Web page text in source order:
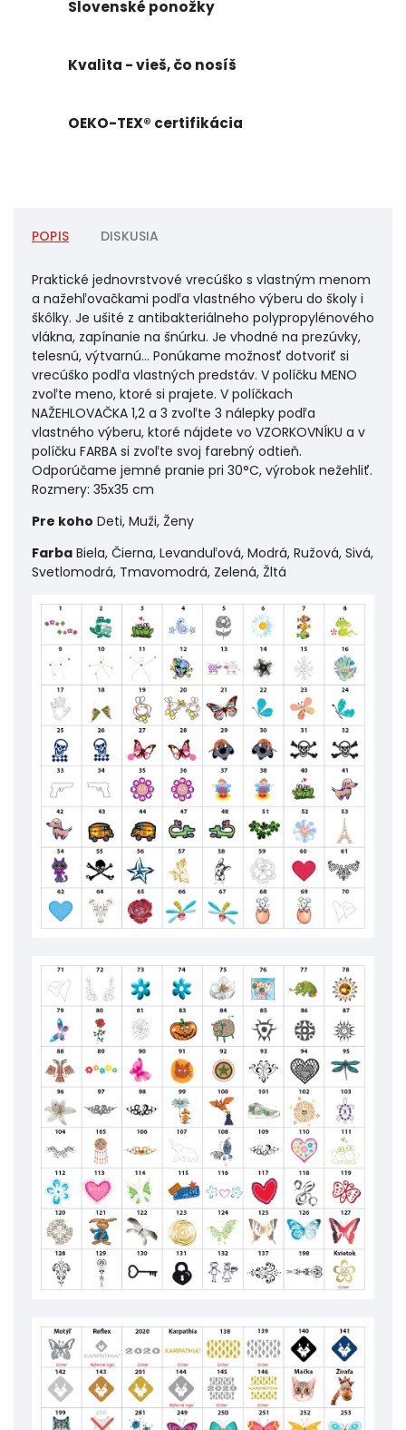
Slovenské ponožky
Kvalita - vieš, čo nosíš
OEKO-TEX® certifikácia
POPIS DISKUSIA
Praktické jednovrstvové vrecúško s vlastným menom
a nažehľovačkami podľa vlastného výberu do školy i
škôlky. Je ušité z antibakteriálneho polypropylénového
vlákna, zapínanie na šnúrku. Je vhodné na prezúvky,
telesnú, výtvarnú... Ponúkame možnosť dotvoriť si
vrecúško podľa vlastných predstáv. V políčku MENO
zvoľte meno, ktoré si prajete. V políčkach
NAŽEHLOVAČKA 1,2 a 3 zvoľte 3 nálepky podľa
vlastného výberu, ktoré nájdete vo VZORKOVNÍKU a v
políčku FARBA si zvoľte svoj farebný odtieň.
Odporúčame jemné pranie pri 30°C, výrobok nežehliť.
Rozmery: 35x35 cm
Pre koho Deti, Muži, Ženy
Farba Biela, Čierna, Levanduľová, Modrá, Ružová, Sivá,
Svetlomodrá, Tmavomodrá, Zelená, Žltá